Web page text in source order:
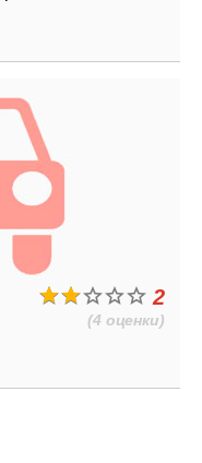
2
(4 оценки)